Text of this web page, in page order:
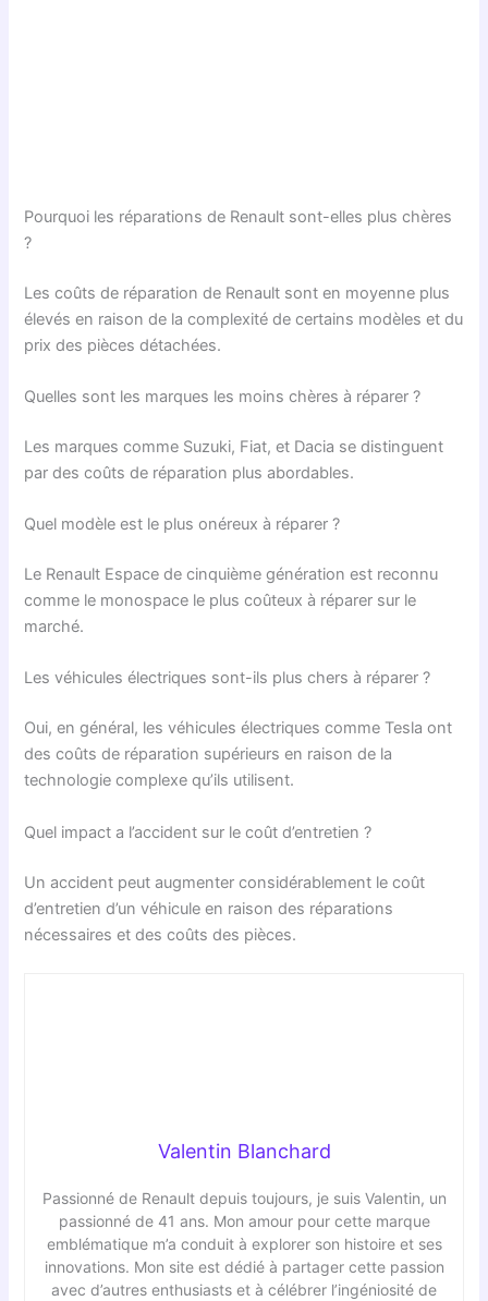
Pourquoi les réparations de Renault sont-elles plus chères
?
Les coûts de réparation de Renault sont en moyenne plus
élevés en raison de la complexité de certains modèles et du
prix des pièces détachées.
Quelles sont les marques les moins chères à réparer ?
Les marques comme Suzuki, Fiat, et Dacia se distinguent
par des coûts de réparation plus abordables.
Quel modèle est le plus onéreux à réparer ?
Le Renault Espace de cinquième génération est reconnu
comme le monospace le plus coûteux à réparer sur le
marché.
Les véhicules électriques sont-ils plus chers à réparer ?
Oui, en général, les véhicules électriques comme Tesla ont
des coûts de réparation supérieurs en raison de la
technologie complexe qu’ils utilisent.
Quel impact a l’accident sur le coût d’entretien ?
Un accident peut augmenter considérablement le coût
d’entretien d’un véhicule en raison des réparations
nécessaires et des coûts des pièces.
Valentin Blanchard
Passionné de Renault depuis toujours, je suis Valentin, un
passionné de 41 ans. Mon amour pour cette marque
emblématique m’a conduit à explorer son histoire et ses
innovations. Mon site est dédié à partager cette passion
avec d’autres enthusiasts et à célébrer l’ingéniosité de